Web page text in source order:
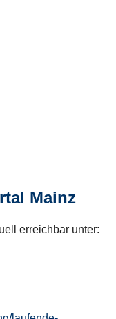
Mainz
erreichbar unter: